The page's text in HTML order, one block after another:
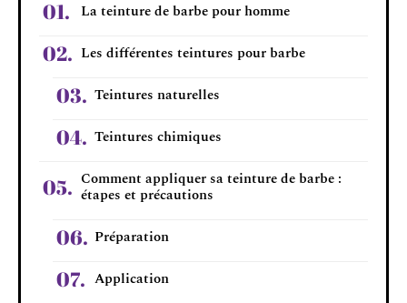
La teinture de barbe pour homme
Les différentes teintures pour barbe
Teintures naturelles
Teintures chimiques
Comment appliquer sa teinture de barbe :
étapes et précautions
Préparation
Application